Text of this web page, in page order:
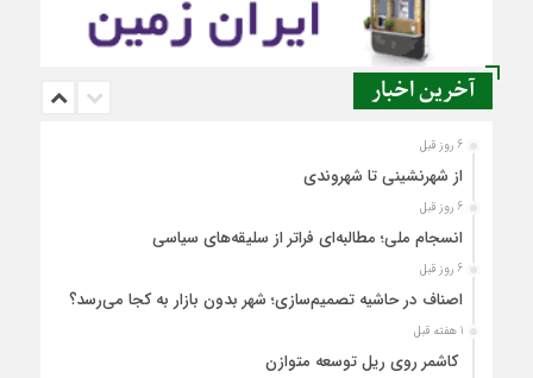
آخرین اخبار
6 روز قبل
از شهرنشینی تا شهروندی
6 روز قبل
انسجام ملی؛ مطالبه‌ای فراتر از سلیقه‌های سیاسی
6 روز قبل
اصناف در حاشیه تصمیم‌سازی؛ شهر بدون بازار به کجا می‌رسد؟
1 هفته قبل
کاشمر روی ریل توسعه متوازن